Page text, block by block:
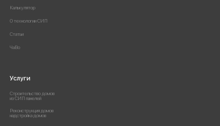
Калькулятор
О технологии СИП
Статьи
ЧаВо
Услуги
Строительство домов
из СИП панелей
Реконструкция домов
надстройка домов